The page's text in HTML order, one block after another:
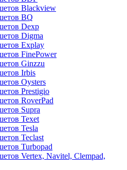
Blackview
BQ
Dexp
Digma
Explay
FinePower
Ginzzu
Irbis
Oysters
Prestigio
RoverPad
Supra
Texet
Tesla
Teclast
Turbopad
Vertex, Navitel, Clempad,